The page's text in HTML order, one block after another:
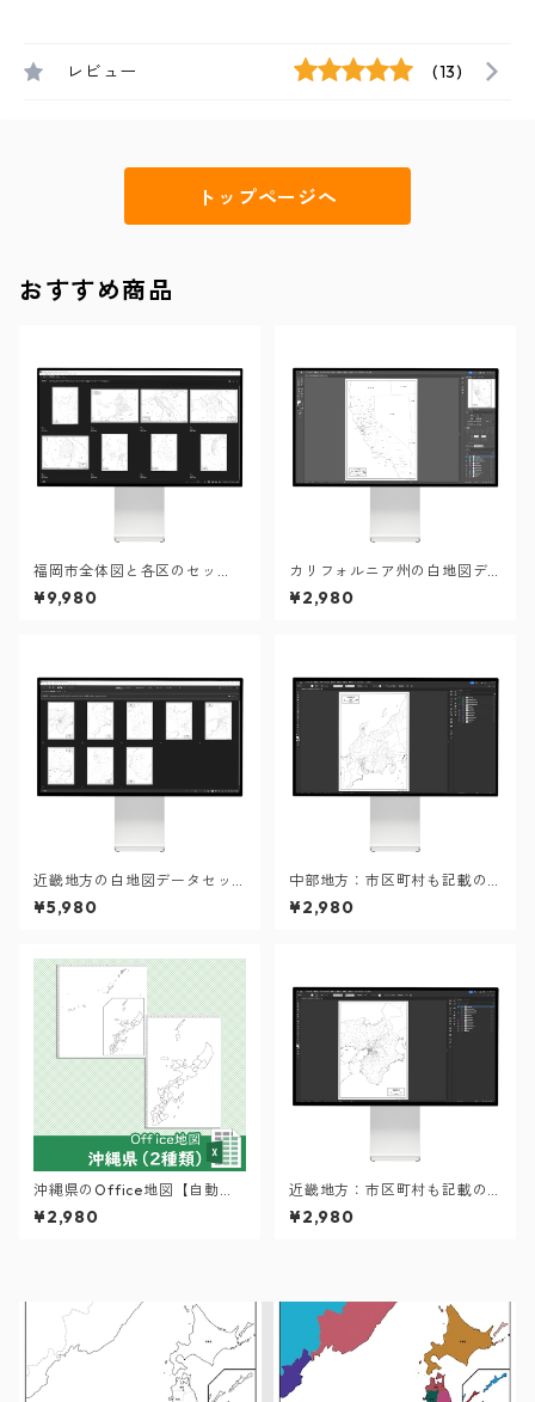
レビュー (13)
トップページへ
おすすめ商品
福岡市全体図と各区のセッ
ト：町名も記載の地図データ
（PDF・Aiファイル）
¥9,980
カリフォルニア州の白地図デ
ータ（Aiデータ）
¥2,980
近畿地方の白地図データセッ
ト
¥5,980
中部地方：市区町村も記載の
地図データ（PDF・Aiファイ
ル）
¥2,980
沖縄県のOffice地図【自動色
塗り機能付き】
¥2,980
近畿地方：市区町村も記載の
地図データ（PDF・Aiファイ
ル）
¥2,980